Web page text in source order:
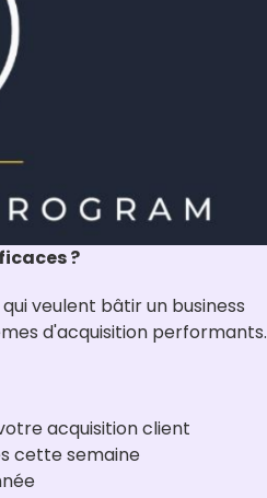
?
veulent bâtir un business
d'acquisition performants.
acquisition client
cette semaine